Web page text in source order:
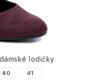
lodičky
40 41